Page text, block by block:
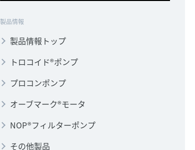
製品情報
製品情報トップ
トロコイド®ポンプ
プロコンポンプ
オーブマーク®モータ
NOP®フィルターポンプ
その他製品